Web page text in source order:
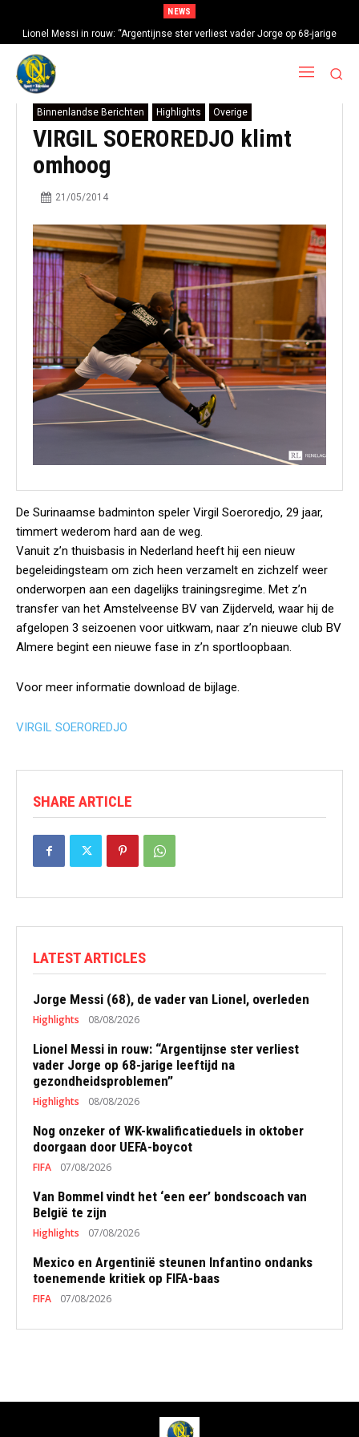
NEWS
Lionel Messi in rouw: “Argentijnse ster verliest vader Jorge op 68-jarige
leeftijd na gezondheidsproblemen”
Binnenlandse Berichten Highlights Overige
VIRGIL SOEROREDJO klimt
omhoog
21/05/2014
De Surinaamse badminton speler Virgil Soeroredjo, 29 jaar,
timmert wederom hard aan de weg.
Vanuit z’n thuisbasis in Nederland heeft hij een nieuw
begeleidingsteam om zich heen verzamelt en zichzelf weer
onderworpen aan een dagelijks trainingsregime. Met z’n
transfer van het Amstelveense BV van Zijderveld, waar hij de
afgelopen 3 seizoenen voor uitkwam, naar z’n nieuwe club BV
Almere begint een nieuwe fase in z’n sportloopbaan.
Voor meer informatie download de bijlage.
VIRGIL SOEROREDJO
SHARE ARTICLE
LATEST ARTICLES
Jorge Messi (68), de vader van Lionel, overleden
Highlights 08/08/2026
Lionel Messi in rouw: “Argentijnse ster verliest
vader Jorge op 68-jarige leeftijd na
gezondheidsproblemen”
Highlights 08/08/2026
Nog onzeker of WK-kwalificatieduels in oktober
doorgaan door UEFA-boycot
FIFA 07/08/2026
Van Bommel vindt het ‘een eer’ bondscoach van
België te zijn
Highlights 07/08/2026
Mexico en Argentinië steunen Infantino ondanks
toenemende kritiek op FIFA-baas
FIFA 07/08/2026